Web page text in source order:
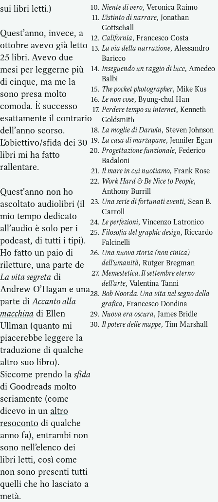
sui libri letti.)
Quest’anno, invece, a
ottobre avevo già letto
25 libri. Avevo due
mesi per leggerne più
di cinque, ma me la
sono presa molto
comoda. È successo
esattamente il contrario
dell’anno scorso.
L’obiettivo/sfida dei 30
libri mi ha fatto
rallentare.
Quest’anno non ho
ascoltato audiolibri (il
mio tempo dedicato
all’audio è solo per i
podcast, di tutti i tipi).
Ho fatto un paio di
riletture, una parte de
La vita segreta di
Andrew O’Hagan e una
parte diAccanto alla
macchina di Ellen
Ullman (quanto mi
piacerebbe leggere la
traduzione di qualche
altro suo libro).
Siccome prendo la sfida
di Goodreads molto
seriamente (come
dicevo in un altro
resoconto di qualche
anno fa), entrambi non
sono nell’elenco dei
libri letti, così come
non sono presenti tutti
quelli che ho lasciato a
metà.
Niente di vero, Veronica Raimo
L’istinto di narrare, Jonathan
Gottschall
California, Francesco Costa
La via della narrazione, Alessandro
Baricco
Inseguendo un raggio di luce, Amedeo
Balbi
The pocket photographer, Mike Kus
Le non cose, Byung-chul Han
Perdere tempo su internet, Kenneth
Goldsmith
La moglie di Darwin, Steven Johnson
La casa di marzapane, Jennifer Egan
Progettazione funzionale, Federico
Badaloni
Il mare in cui nuotiamo, Frank Rose
Work Hard & Be Nice to People,
Anthony Burrill
Una serie di fortunati eventi, Sean B.
Carroll
Le perfezioni, Vincenzo Latronico
Filosofia del graphic design, Riccardo
Falcinelli
Una nuova storia (non cinica)
dell’umanità, Rutger Bregman
Memestetica. Il settembre eterno
dell'arte, Valentina Tanni
Bob Noorda. Una vita nel segno della
grafica, Francesco Dondina
Nuova era oscura, James Bridle
Il potere delle mappe, Tim Marshall